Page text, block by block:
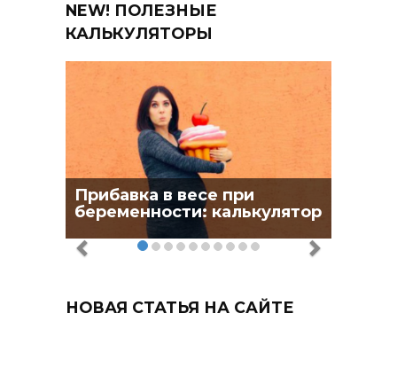
NEW! ПОЛЕЗНЫЕ
КАЛЬКУЛЯТОРЫ
Прибавка в весе при
беременности: калькулятор
НОВАЯ СТАТЬЯ НА САЙТЕ